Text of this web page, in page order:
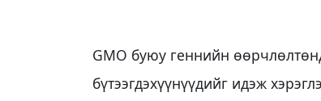
GМО буюу геннийн
бүтээгдэхүүнүүдийг идэж